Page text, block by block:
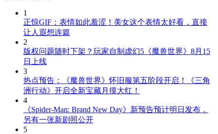
1
正惊GIF：表情如此羞涩！美女这个表情太好看，直接
让人遐想连篇
2
版权问题随时下架？玩家自制虚幻5《魔兽世界》8月15
日上线
3
热点预告：《魔兽世界》怀旧服第五阶段开启！《三角
洲行动》开启全新宝藏月摸大红！
4
《Spider-Man: Brand New Day》新预告预计明日发布，
另有一张新剧照公开
5